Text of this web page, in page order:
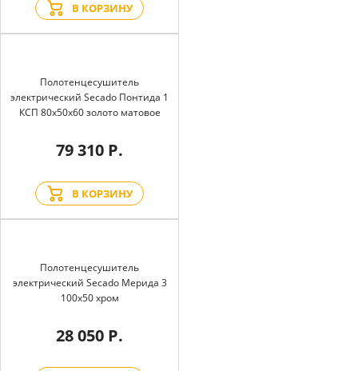
В КОРЗИНУ
Полотенцесушитель
электрический Secado Понтида 1
КСП 80x50x60 золото матовое
79 310 Р.
В КОРЗИНУ
Полотенцесушитель
электрический Secado Мерида 3
100x50 хром
28 050 Р.